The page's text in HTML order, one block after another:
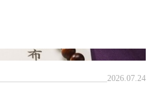
2026.07.24